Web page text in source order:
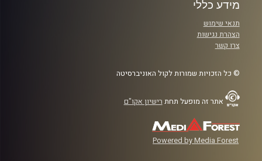
מידע כללי
תנאי שימוש
הצהרת נגישות
צרו קשר
© כל הזכויות שמורות לקול האוניברסיטה
אתר זה מופעל תחת רישיון אקו"ם
Powered by Media Forest